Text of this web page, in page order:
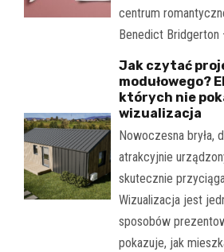
centrum
Benedict Bridgerton
Jak czytać
modułowego?
których nie
wizualizacja
Nowoczesna bryła,
atrakcyjnie
skutecznie
Wizualizacja jest
sposobów
pokazuje, jak